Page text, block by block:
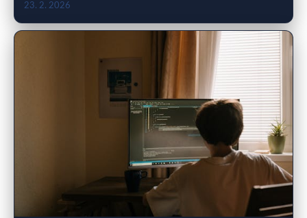
23. 2. 2026